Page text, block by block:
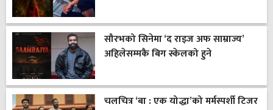
सौरभको सिनेमा ‘द राइज अफ साम्राज्य’
अहिलेसम्मकै बिग स्केलको हुने
चलचित्र ‘बा : एक योद्धा’को मर्मस्पर्शी टिजर